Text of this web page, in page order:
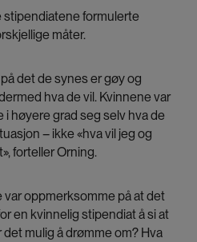
stipendiatene formulerte
måter.
det de synes er gøy og
hva de vil. Kvinnene var
høyere grad seg selv hva de
– ikke «hva vil jeg og
forteller Orning.
oppmerksomme på at det
en kvinnelig stipendiat å si at
det mulig å drømme om? Hva